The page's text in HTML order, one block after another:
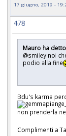
17 giugno, 2019 -
478
Mauro ha detto
@smiley noi
podio alla fine
Bdu's karma
non prenderla
Complimenti a